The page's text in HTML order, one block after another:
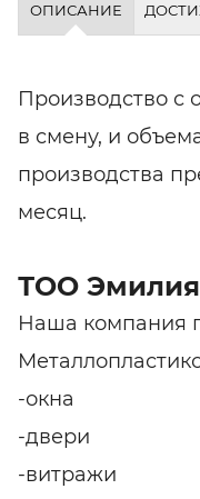
ОПИСАНИЕ
Производство с
в смену, и
производства
месяц.
ТОО Эмилия
Наша компания
-окна
-двери
-витражи